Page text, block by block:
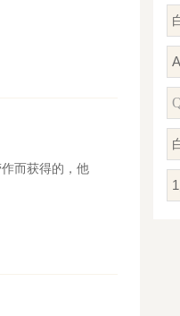
而获得的，他